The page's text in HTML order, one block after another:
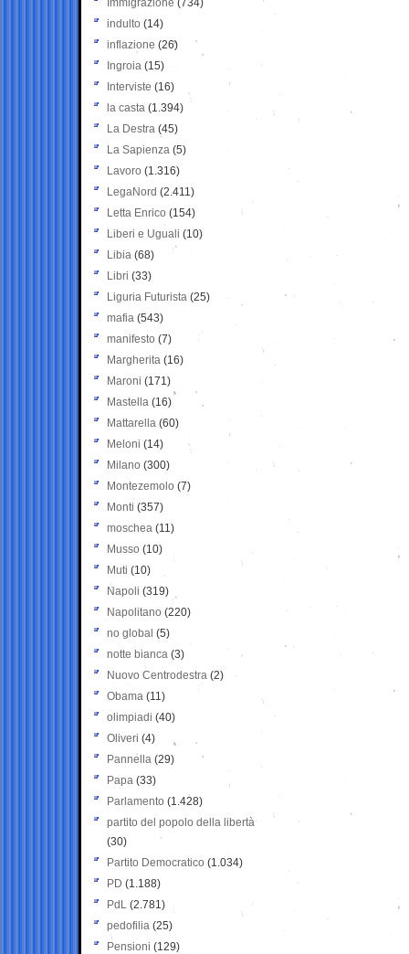
Immigrazione (734)
indulto (14)
inflazione (26)
Ingroia (15)
Interviste (16)
la casta (1.394)
La Destra (45)
La Sapienza (5)
Lavoro (1.316)
LegaNord (2.411)
Letta Enrico (154)
Liberi e Uguali (10)
Libia (68)
Libri (33)
Liguria Futurista (25)
mafia (543)
manifesto (7)
Margherita (16)
Maroni (171)
Mastella (16)
Mattarella (60)
Meloni (14)
Milano (300)
Montezemolo (7)
Monti (357)
moschea (11)
Musso (10)
Muti (10)
Napoli (319)
Napolitano (220)
no global (5)
notte bianca (3)
Nuovo Centrodestra (2)
Obama (11)
olimpiadi (40)
Oliveri (4)
Pannella (29)
Papa (33)
Parlamento (1.428)
partito del popolo della libertà
(30)
Partito Democratico (1.034)
PD (1.188)
PdL (2.781)
pedofilia (25)
Pensioni (129)